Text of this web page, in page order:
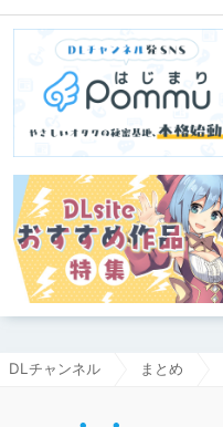
DLチャンネル まとめ